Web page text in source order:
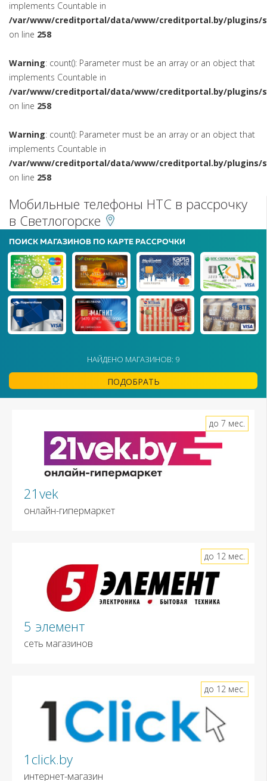
implements Countable in
/var/www/creditportal/data/www/creditportal.by/plugins/
on line 258
Warning: count(): Parameter must be an array or an object that
implements Countable in
/var/www/creditportal/data/www/creditportal.by/plugins/
on line 258
Warning: count(): Parameter must be an array or an object that
implements Countable in
/var/www/creditportal/data/www/creditportal.by/plugins/
on line 258
Мобильные телефоны HTC в рассрочку
в Светлогорске
ПОИСК МАГАЗИНОВ ПО КАРТЕ РАССРОЧКИ
НАЙДЕНО МАГАЗИНОВ: 9
ПОДОБРАТЬ
21vek
онлайн-гипермаркет
до 7 мес.
5 элемент
сеть магазинов
до 12 мес.
1click.by
интернет-магазин
до 12 мес.